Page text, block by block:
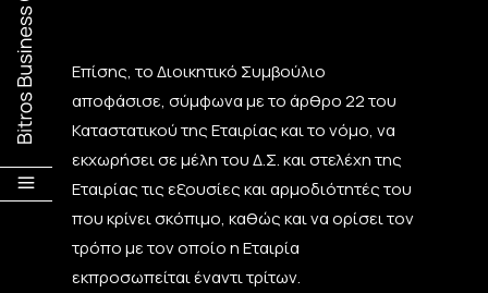
Επίσης, το Διοικητικό Συμβούλιο
αποφάσισε, σύμφωνα με το άρθρο 22 του
Καταστατικού της Εταιρίας και το νόμο, να
εκχωρήσει σε μέλη του Δ.Σ. και στελέχη της
Εταιρίας τις εξουσίες και αρμοδιότητές του
που κρίνει σκόπιμο, καθώς και να ορίσει τον
τρόπο με τον οποίο η Εταιρία
εκπροσωπείται έναντι τρίτων.